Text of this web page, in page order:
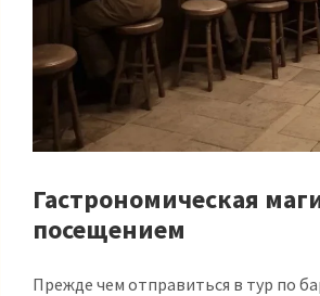
Гастрономическая
посещением
Прежде чем отправиться в тур по